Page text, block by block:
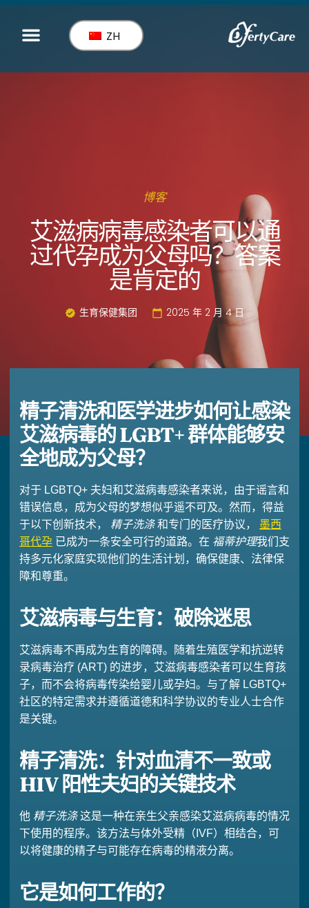
ZH
博客
艾滋病病毒感染者可以通
过代孕成为父母吗？答案
是肯定的
生育保健集团 2025 年 2 月 4 日
精子清洗和医学进步如何让感染
艾滋病毒的 LGBT+ 群体能够安
全地成为父母？
对于 LGBTQ+ 夫妇和艾滋病毒感染者来说，由于谣言和
错误信息，成为父母的梦想似乎遥不可及。然而，得益
于以下创新技术， 精子洗涤和专门的医疗协议， 墨西
哥代孕 已成为一条安全可行的道路。在 福蒂护理我们支
持多元化家庭实现他们的生活计划，确保健康、法律保
障和尊重。
艾滋病毒与生育：破除迷思
艾滋病毒不再成为生育的障碍。随着生殖医学和抗逆转
录病毒治疗 (ART) 的进步，艾滋病毒感染者可以生育孩
子，而不会将病毒传染给婴儿或孕妇。与了解 LGBTQ+
社区的特定需求并遵循道德和科学协议的专业人士合作
是关键。
精子清洗：针对血清不一致或
HIV 阳性夫妇的关键技术
他 精子洗涤这是一种在亲生父亲感染艾滋病病毒的情况
下使用的程序。该方法与体外受精（IVF）相结合，可
以将健康的精子与可能存在病毒的精液分离。
它是如何工作的？